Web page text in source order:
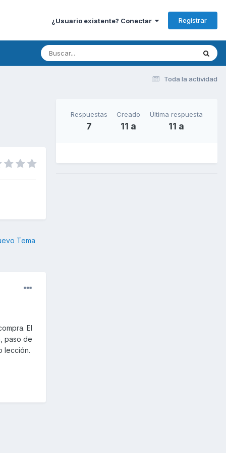
¿Usuario existente? Conectar Registrar
Toda la actividad
Tema
El
paso de
lección.
Respuestas
7
Creado
11 a
Última respuesta
11 a